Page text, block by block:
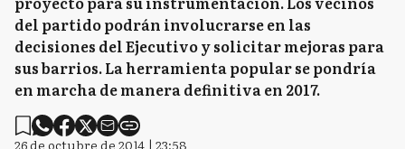
del partido podrán involucrarse en las
decisiones del Ejecutivo y solicitar mejoras para
sus barrios. La herramienta popular se pondría
en marcha de manera definitiva en 2017.
26 de octubre de 2014 | 23:58